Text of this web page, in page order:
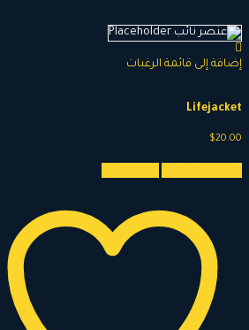
إضافة إلى قائمة الرغبات
Lifejacket
$20.00